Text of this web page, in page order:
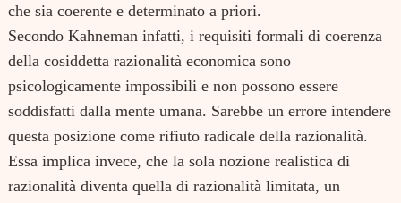
che sia coerente e determinato a priori.
Secondo Kahneman infatti, i requisiti formali di coerenza
della cosiddetta razionalità economica sono
psicologicamente impossibili e non possono essere
soddisfatti dalla mente umana. Sarebbe un errore intendere
questa posizione come rifiuto radicale della razionalità.
Essa implica invece, che la sola nozione realistica di
razionalità diventa quella di razionalità limitata, un